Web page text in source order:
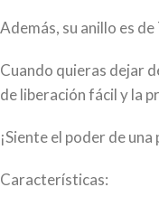
Además, su anillo es
Cuando quieras dejar
de liberación fácil y la
¡Siente el poder de
Características: